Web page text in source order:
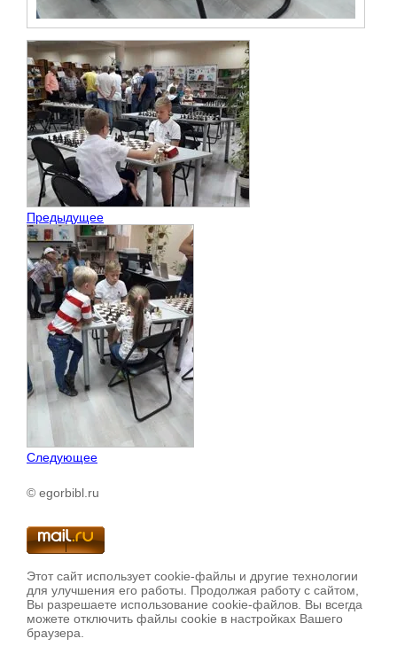
Предыдущее
Следующее
© egorbibl.ru
Этот сайт использует cookie-файлы и другие технологии
для улучшения его работы. Продолжая работу с сайтом,
Вы разрешаете использование cookie-файлов. Вы всегда
можете отключить файлы cookie в настройках Вашего
браузера.